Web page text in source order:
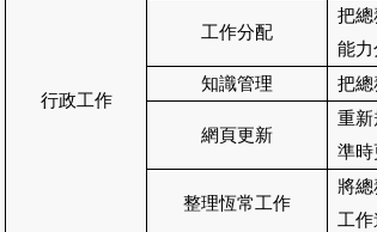
行政工作
工作分配
把總
能力
知識管理
把總
網頁更新
重新
準時
整理恆常工作
將總
工作